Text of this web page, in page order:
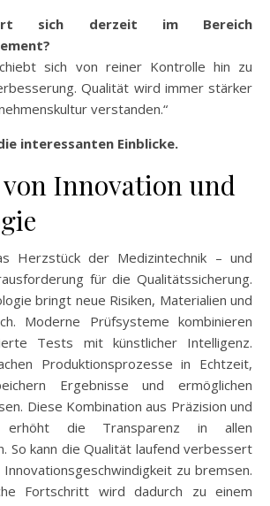
sich derzeit im Bereich
sich von reiner Kontrolle hin zu
Qualität wird immer stärker
verstanden.“
interessanten Einblicke.
von Innovation und
Herzstück der Medizintechnik – und
für die Qualitätssicherung.
bringt neue Risiken, Materialien und
Moderne Prüfsysteme kombinieren
Tests mit künstlicher Intelligenz.
Produktionsprozesse in Echtzeit,
Ergebnisse und ermöglichen
Diese Kombination aus Präzision und
erhöht die Transparenz in allen
So kann die Qualität laufend verbessert
zu bremsen.
Fortschritt wird dadurch zu einem